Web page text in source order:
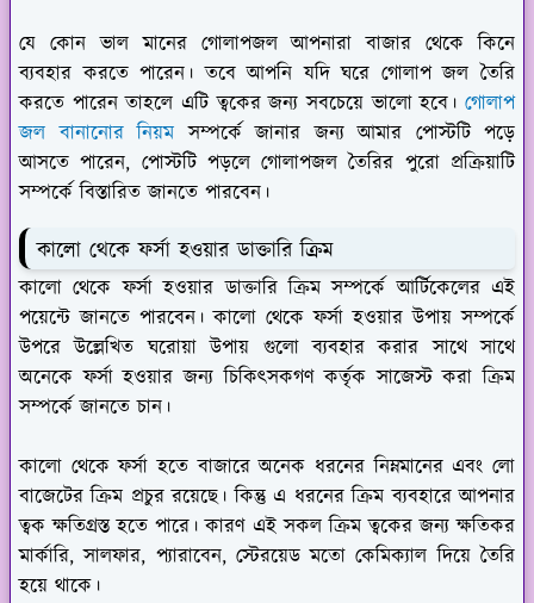
যে কোন ভাল মানের গোলাপজল আপনারা বাজার থেকে কিনে
ব্যবহার করতে পারেন। তবে আপনি যদি ঘরে গোলাপ জল তৈরি
করতে পারেন তাহলে এটি ত্বকের জন্য সবচেয়ে ভালো হবে। গোলাপ
জল বানানোর নিয়ম সম্পর্কে জানার জন্য আমার পোস্টটি পড়ে
আসতে পারেন, পোস্টটি পড়লে গোলাপজল তৈরির পুরো প্রক্রিয়াটি
সম্পর্কে বিস্তারিত জানতে পারবেন।
কালো থেকে ফর্সা হওয়ার ডাক্তারি ক্রিম
কালো থেকে ফর্সা হওয়ার ডাক্তারি ক্রিম সম্পর্কে আর্টিকেলের এই
পয়েন্টে জানতে পারবেন। কালো থেকে ফর্সা হওয়ার উপায় সম্পর্কে
উপরে উল্লেখিত ঘরোয়া উপায় গুলো ব্যবহার করার সাথে সাথে
অনেকে ফর্সা হওয়ার জন্য চিকিৎসকগণ কর্তৃক সাজেস্ট করা ক্রিম
সম্পর্কে জানতে চান।
কালো থেকে ফর্সা হতে বাজারে অনেক ধরনের নিম্নমানের এবং লো
বাজেটের ক্রিম প্রচুর রয়েছে। কিন্তু এ ধরনের ক্রিম ব্যবহারে আপনার
ত্বক ক্ষতিগ্রস্ত হতে পারে। কারণ এই সকল ক্রিম ত্বকের জন্য ক্ষতিকর
মার্কারি, সালফার, প্যারাবেন, স্টেরয়েড মতো কেমিক্যাল দিয়ে তৈরি
হয়ে থাকে।